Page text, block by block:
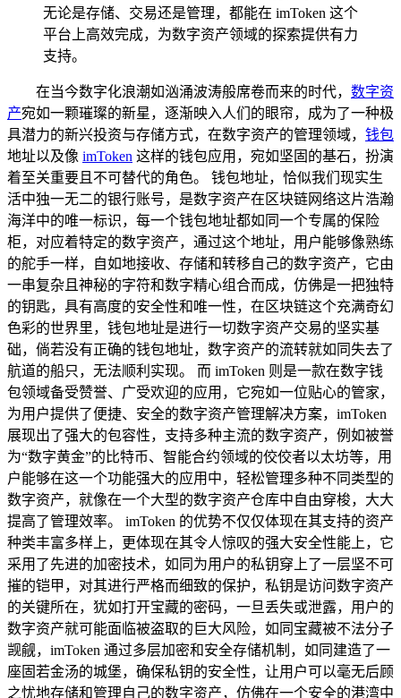
无论是存储、交易还是管理，都能在 imToken 这个
平台上高效完成，为数字资产领域的探索提供有力
支持。
在当今数字化浪潮如汹涌波涛般席卷而来的时代， 数字资
产宛如一颗璀璨的新星，逐渐映入人们的眼帘，成为了一种极
具潜力的新兴投资与存储方式，在数字资产的管理领域， 钱包
地址以及像 imToken 这样的钱包应用，宛如坚固的基石，扮演
着至关重要且不可替代的角色。 钱包地址，恰似我们现实生
活中独一无二的银行账号，是数字资产在区块链网络这片浩瀚
海洋中的唯一标识，每一个钱包地址都如同一个专属的保险
柜，对应着特定的数字资产，通过这个地址，用户能够像熟练
的舵手一样，自如地接收、存储和转移自己的数字资产，它由
一串复杂且神秘的字符和数字精心组合而成，仿佛是一把独特
的钥匙，具有高度的安全性和唯一性，在区块链这个充满奇幻
色彩的世界里，钱包地址是进行一切数字资产交易的坚实基
础，倘若没有正确的钱包地址，数字资产的流转就如同失去了
航道的船只，无法顺利实现。 而 imToken 则是一款在数字钱
包领域备受赞誉、广受欢迎的应用，它宛如一位贴心的管家，
为用户提供了便捷、安全的数字资产管理解决方案，imToken
展现出了强大的包容性，支持多种主流的数字资产，例如被誉
为“数字黄金”的比特币、智能合约领域的佼佼者以太坊等，用
户能够在这一个功能强大的应用中，轻松管理多种不同类型的
数字资产，就像在一个大型的数字资产仓库中自由穿梭，大大
提高了管理效率。 imToken 的优势不仅仅体现在其支持的资产
种类丰富多样上，更体现在其令人惊叹的强大安全性能上，它
采用了先进的加密技术，如同为用户的私钥穿上了一层坚不可
摧的铠甲，对其进行严格而细致的保护，私钥是访问数字资产
的关键所在，犹如打开宝藏的密码，一旦丢失或泄露，用户的
数字资产就可能面临被盗取的巨大风险，如同宝藏被不法分子
觊觎，imToken 通过多层加密和安全存储机制，如同建造了一
座固若金汤的城堡，确保私钥的安全性，让用户可以毫无后顾
之忧地存储和管理自己的数字资产，仿佛在一个安全的港湾中